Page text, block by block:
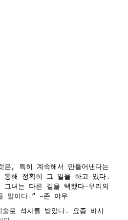
, 특히 계속해서 만들어낸다는
통해 정확히 그 일을 하고 있다.
녀는 다른 길을 택했다–우리의
말이다.” –존 야우
술로 석사를 받았다. 요즘 바사